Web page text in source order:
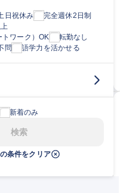
日祝休み
完全週休2日制
トワーク）OK
転勤なし
問 語学力を活かせる
新着のみ
検索
条件をクリア